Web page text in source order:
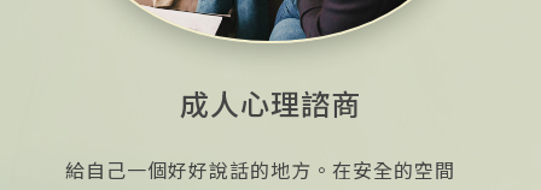
成人心理諮商
給自己一個好好說話的地方。在安全的空間